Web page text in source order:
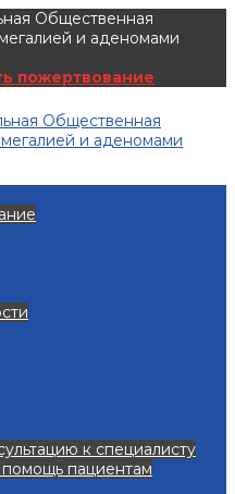
Общественная
и аденомами
пожертвование
к специалисту
пациентам